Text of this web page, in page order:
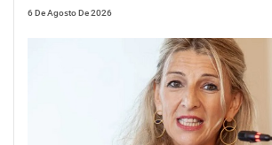
6 De Agosto De 2026